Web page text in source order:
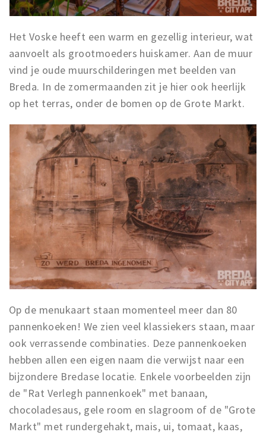
Het Voske heeft een warm en gezellig interieur, wat
aanvoelt als grootmoeders huiskamer. Aan de muur
vind je oude muurschilderingen met beelden van
Breda. In de zomermaanden zit je hier ook heerlijk
op het terras, onder de bomen op de Grote Markt.
Op de menukaart staan momenteel meer dan 80
pannenkoeken! We zien veel klassiekers staan, maar
ook verrassende combinaties. Deze pannenkoeken
hebben allen een eigen naam die verwijst naar een
bijzondere Bredase locatie. Enkele voorbeelden zijn
de "Rat Verlegh pannenkoek" met banaan,
chocoladesaus, gele room en slagroom of de "Grote
Markt" met rundergehakt, mais, ui, tomaat, kaas,